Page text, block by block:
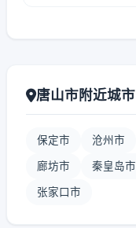
唐山市附近城市
保定市 沧州市
廊坊市 秦皇岛市
张家口市